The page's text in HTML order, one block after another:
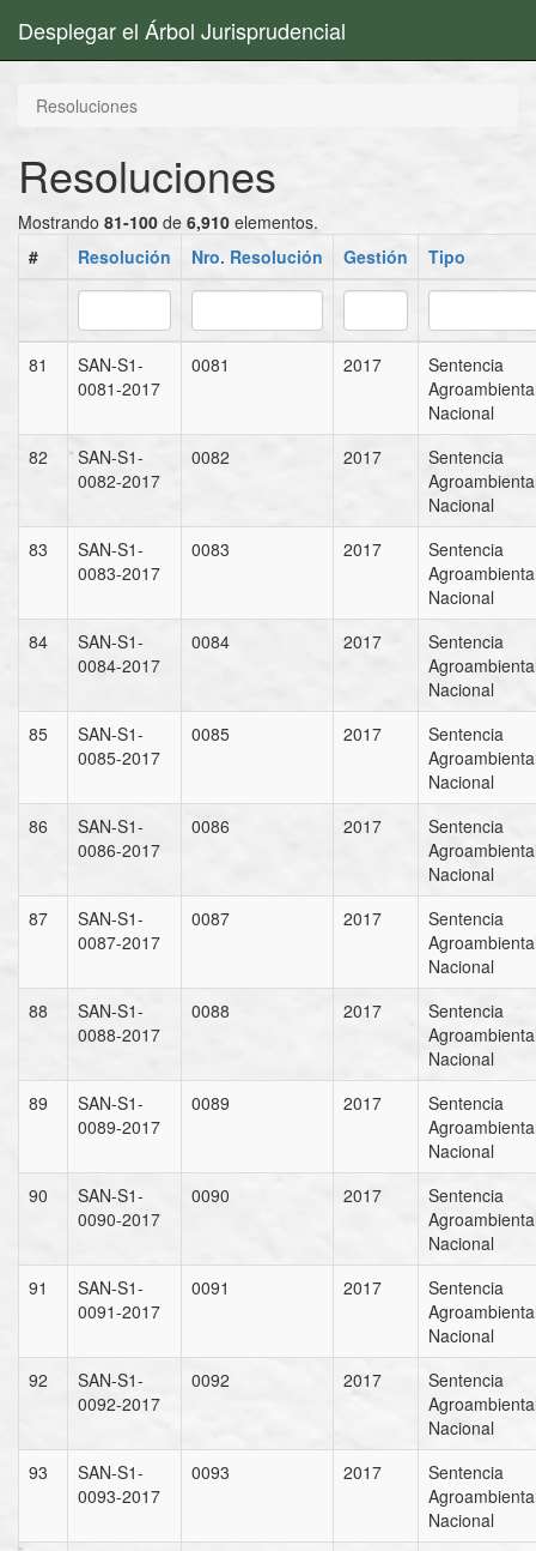
Desplegar el Árbol Jurisprudencial
Resoluciones
Resoluciones
Mostrando 81-100 de 6,910 elementos.
#
Resolución Nro. Resolución Gestión Tipo
81
SAN-S1-
0081-2017
0081 2017
Sentencia
Nacional
82
SAN-S1-
0082-2017
0082 2017
Sentencia
Nacional
83
SAN-S1-
0083-2017
0083 2017
Sentencia
Nacional
84
SAN-S1-
0084-2017
0084 2017
Sentencia
Nacional
85
SAN-S1-
0085-2017
0085 2017
Sentencia
Nacional
86
SAN-S1-
0086-2017
0086 2017
Sentencia
Nacional
87
SAN-S1-
0087-2017
0087 2017
Sentencia
Nacional
88
SAN-S1-
0088-2017
0088 2017
Sentencia
Nacional
89
SAN-S1-
0089-2017
0089 2017
Sentencia
Nacional
90
SAN-S1-
0090-2017
0090 2017
Sentencia
Nacional
91
SAN-S1-
0091-2017
0091 2017
Sentencia
Nacional
92
SAN-S1-
0092-2017
0092 2017
Sentencia
Nacional
93
SAN-S1-
0093-2017
0093 2017
Sentencia
Nacional